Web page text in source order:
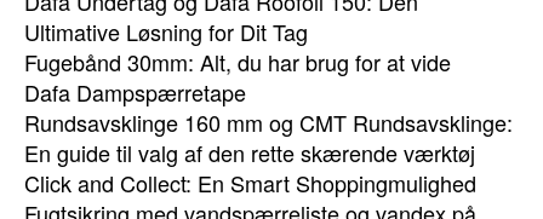
Ultimative Løsning for Dit Tag
Fugebånd 30mm: Alt, du har brug for at vide
Dafa Dampspærretape
Rundsavsklinge 160 mm og CMT Rundsavsklinge:
En guide til valg af den rette skærende værktøj
Click and Collect: En Smart Shoppingmulighed